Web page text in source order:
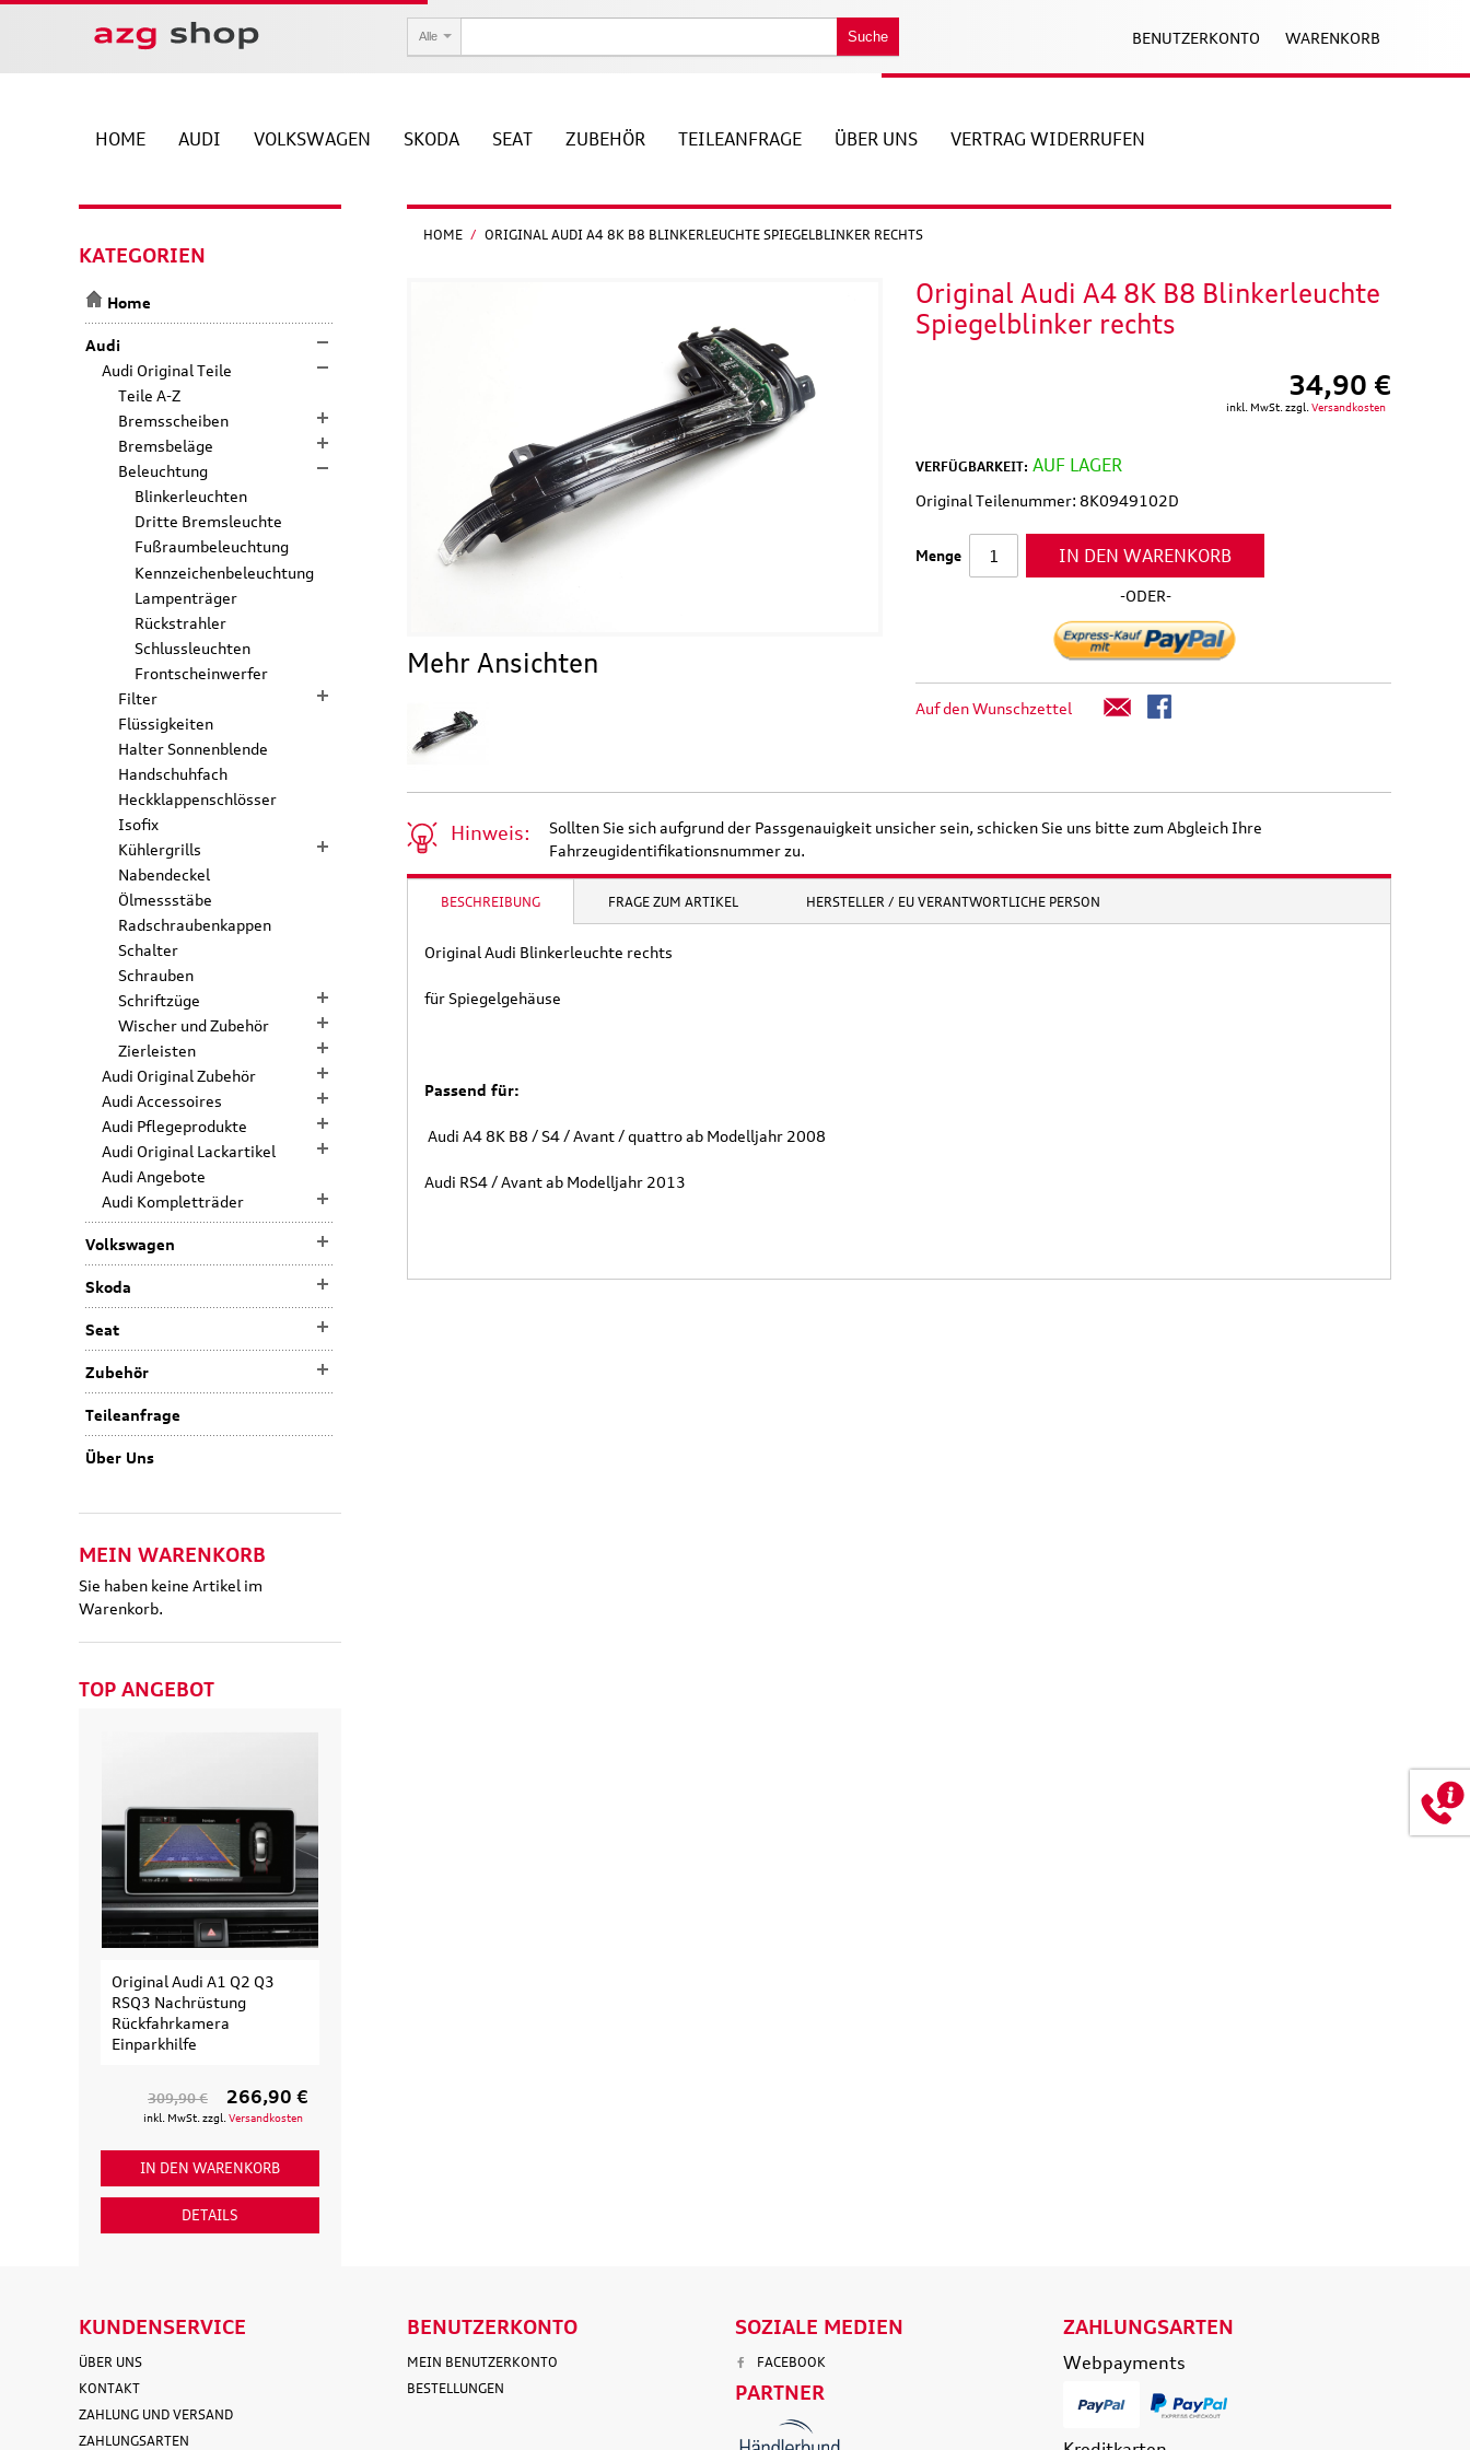
BENUTZERKONTO WARENKORB
Alle Suche
HOME AUDI VOLKSWAGEN SKODA SEAT ZUBEHÖR TEILEANFRAGE ÜBER UNS VERTRAG WIDERRUFEN
HOME / ORIGINAL AUDI A4 8K B8 BLINKERLEUCHTE SPIEGELBLINKER RECHTS
Mehr Ansichten
Original Audi A4 8K B8 Blinkerleuchte
Spiegelblinker rechts
34,90 €
inkl. MwSt. zzgl. Versandkosten
VERFÜGBARKEIT: AUF LAGER
Original Teilenummer: 8K0949102D
Menge IN DEN WARENKORB
-ODER-
Auf den Wunschzettel
Hinweis:
Sollten Sie sich aufgrund der Passgenauigkeit unsicher sein, schicken Sie uns bitte zum Abgleich Ihre
Fahrzeugidentifikationsnummer zu.
BESCHREIBUNG FRAGE ZUM ARTIKEL HERSTELLER / EU VERANTWORTLICHE PERSON
Original Audi Blinkerleuchte rechts
für Spiegelgehäuse
Passend für:
Audi A4 8K B8 / S4 / Avant / quattro ab Modelljahr 2008
Audi RS4 / Avant ab Modelljahr 2013
KATEGORIEN
Home
Audi
Audi Original Teile
Teile A-Z
Bremsscheiben
Bremsbeläge
Beleuchtung
Blinkerleuchten
Dritte Bremsleuchte
Fußraumbeleuchtung
Kennzeichenbeleuchtung
Lampenträger
Rückstrahler
Schlussleuchten
Frontscheinwerfer
Filter
Flüssigkeiten
Halter Sonnenblende
Handschuhfach
Heckklappenschlösser
Isofix
Kühlergrills
Nabendeckel
Ölmessstäbe
Radschraubenkappen
Schalter
Schrauben
Schriftzüge
Wischer und Zubehör
Zierleisten
Audi Original Zubehör
Audi Accessoires
Audi Pflegeprodukte
Audi Original Lackartikel
Audi Angebote
Audi Kompletträder
Volkswagen
Skoda
Seat
Zubehör
Teileanfrage
Über Uns
MEIN WARENKORB
Sie haben keine Artikel im
Warenkorb.
TOP ANGEBOT
Original Audi A1 Q2 Q3
RSQ3 Nachrüstung
Rückfahrkamera
Einparkhilfe
309,90 € 266,90 €
inkl. MwSt. zzgl. Versandkosten
IN DEN WARENKORB
DETAILS
KUNDENSERVICE
ÜBER UNS
KONTAKT
ZAHLUNG UND VERSAND
ZAHLUNGSARTEN
BENUTZERKONTO
MEIN BENUTZERKONTO
BESTELLUNGEN
SOZIALE MEDIEN
FACEBOOK
PARTNER
ZAHLUNGSARTEN
Webpayments